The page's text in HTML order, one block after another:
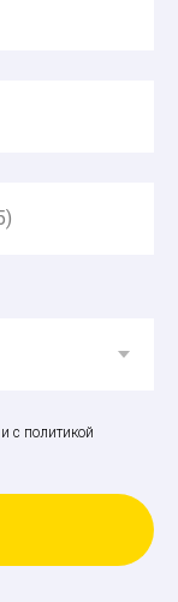
с политикой